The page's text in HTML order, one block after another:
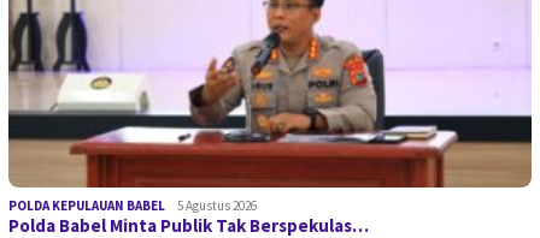
POLDA KEPULAUAN BABEL 5 Agustus 2026
Polda Babel Minta Publik Tak Berspekulas…